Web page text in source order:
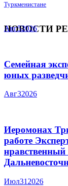
Туркменистане
НОВОСТИ
Авг52026
Семейная
юных
Авг32026
Иеромонах
работе
нравственный
Июл31 2026